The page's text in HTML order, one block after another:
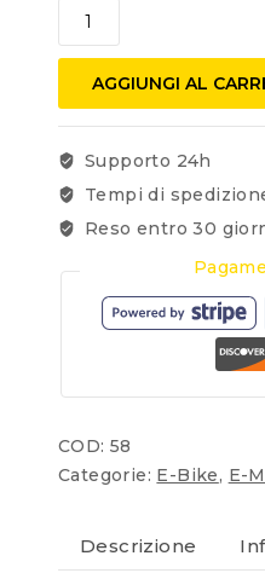
AGGIUNGI AL
Supporto 24h
Tempi di
Reso entro 30
COD: 58
Categorie: E-Bike, E-
Descrizione